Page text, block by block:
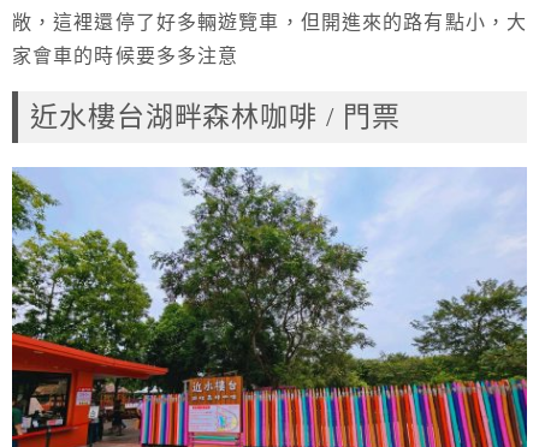
敞，這裡還停了好多輛遊覽車，但開進來的路有點小，大
家會車的時候要多多注意
近水樓台湖畔森林咖啡 / 門票